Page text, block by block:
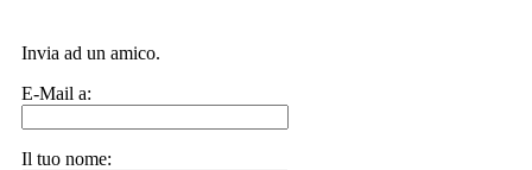
Invia ad un amico.
E-Mail a:
Il tuo nome: